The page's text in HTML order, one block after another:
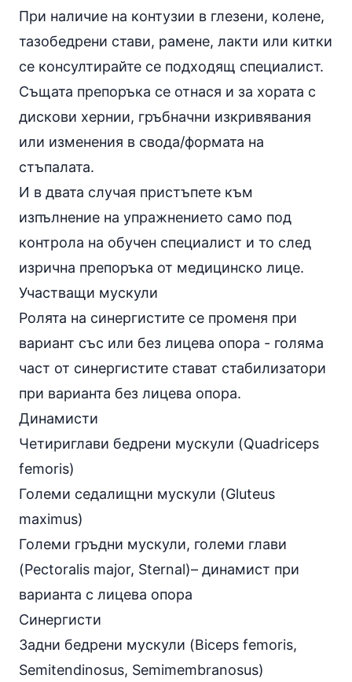
При наличие на контузии в глезени, колене,
тазобедрени стави, рамене, лакти или китки
се консултирайте се подходящ специалист.
Същата препоръка се отнася и за хората с
дискови хернии, гръбначни изкривявания
или изменения в свода/формата на
стъпалата.
И в двата случая пристъпете към
изпълнение на упражнението само под
контрола на обучен специалист и то след
изрична препоръка от медицинско лице.
Участващи мускули
Ролята на синергистите се променя при
вариант със или без лицева опора - голяма
част от синергистите стават стабилизатори
при варианта без лицева опора.
Динамисти
Четириглави бедрени мускули (Quadriceps
femoris)
Големи седалищни мускули (Gluteus
maximus)
Големи гръдни мускули, големи глави
(Pectoralis major, Sternal)– динамист при
варианта с лицева опора
Синергисти
Задни бедрени мускули (Biceps femoris,
Semitendinosus, Semimembranosus)